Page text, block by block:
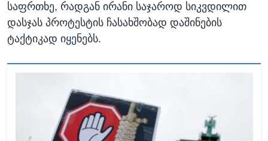
საფრთხე, რადგან ირანი საჯაროდ სიკვდილით
დასჯას პროტესტის ჩასახშობად დაშინების
ტაქტიკად იყენებს.